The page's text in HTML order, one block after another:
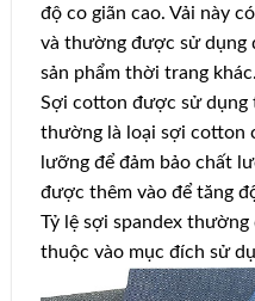
độ co giãn cao. Vải này
và thường được sử dụng
sản phẩm thời trang khác.
Sợi cotton được sử dụng
thường là loại sợi cotton
lưỡng để đảm bảo chất
được thêm vào để tăng
Tỷ lệ sợi spandex
thuộc vào mục đích sử